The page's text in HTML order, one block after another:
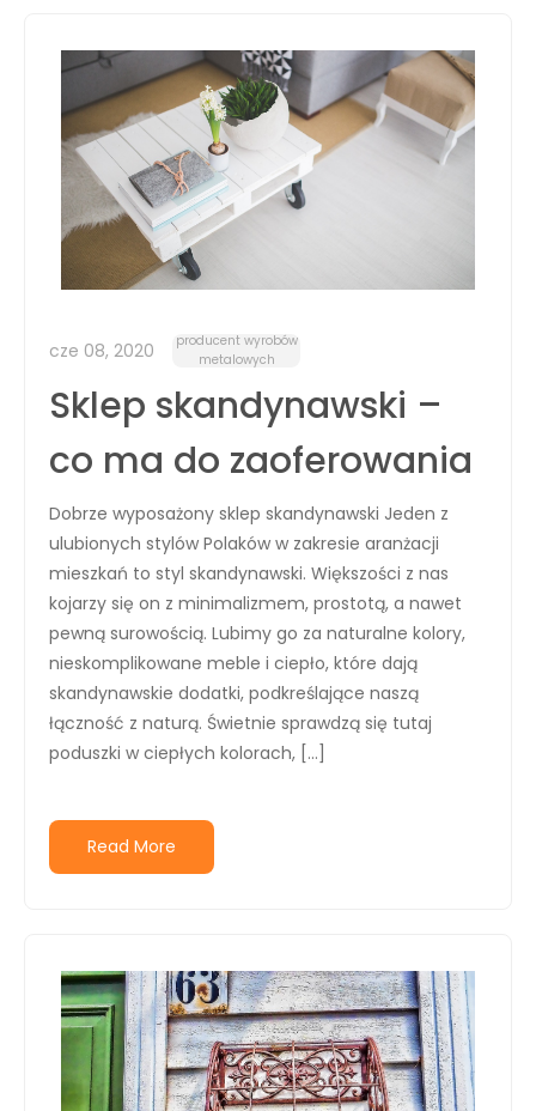
cze 08, 2020
producent wyrobów
metalowych
Sklep skandynawski –
co ma do zaoferowania
Dobrze wyposażony sklep skandynawski Jeden z
ulubionych stylów Polaków w zakresie aranżacji
mieszkań to styl skandynawski. Większości z nas
kojarzy się on z minimalizmem, prostotą, a nawet
pewną surowością. Lubimy go za naturalne kolory,
nieskomplikowane meble i ciepło, które dają
skandynawskie dodatki, podkreślające naszą
łączność z naturą. Świetnie sprawdzą się tutaj
poduszki w ciepłych kolorach, […]
Read More